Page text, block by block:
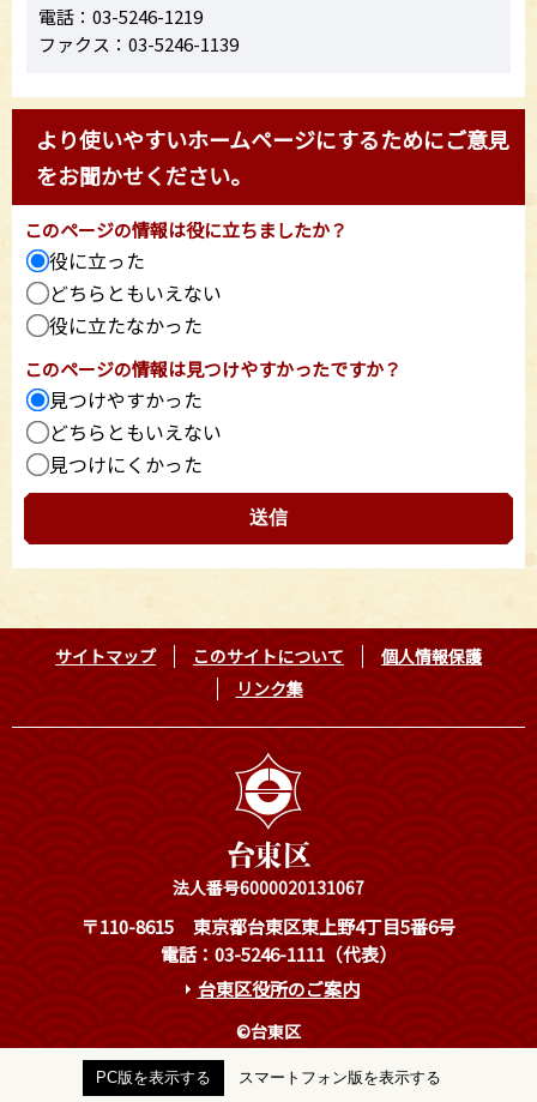
電話：03-5246-1219
ファクス：03-5246-1139
より使いやすいホームページにするためにご意見
をお聞かせください。
このページの情報は役に立ちましたか？
役に立った
どちらともいえない
役に立たなかった
このページの情報は見つけやすかったですか？
見つけやすかった
どちらともいえない
見つけにくかった
サイトマップ このサイトについて
個人情報保護
リンク集
法人番号6000020131067
〒110-8615
東京都台東区東上野4丁目5番6号
電話：03-5246-1111（代表）
台東区役所のご案内
©台東区
PC版を表示する スマートフォン版を表示する